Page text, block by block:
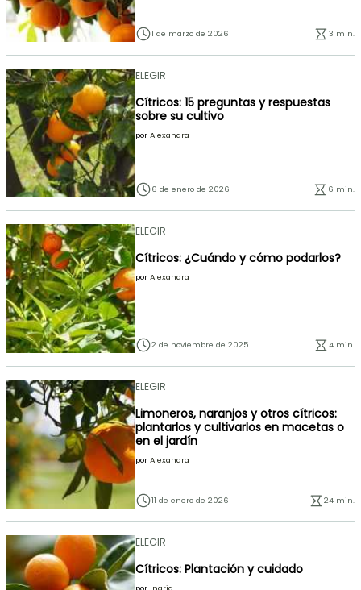
1 de marzo de 2026 3 min.
ELEGIR
Cítricos: 15 preguntas y respuestas
sobre su cultivo
por Alexandra
6 de enero de 2026 6 min.
ELEGIR
Cítricos: ¿Cuándo y cómo podarlos?
por Alexandra
2 de noviembre de 2025 4 min.
ELEGIR
Limoneros, naranjos y otros cítricos:
plantarlos y cultivarlos en macetas o
en el jardín
por Alexandra
11 de enero de 2026 24 min.
ELEGIR
Cítricos: Plantación y cuidado